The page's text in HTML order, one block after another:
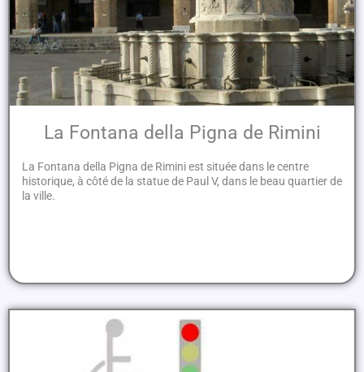
La Fontana della Pigna de Rimini
La Fontana della Pigna de Rimini est située dans le centre
historique, à côté de la statue de Paul V, dans le beau quartier de
la ville.